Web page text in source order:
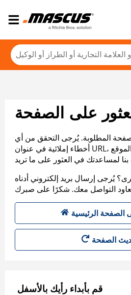
على الصفحة
المطلوبة. يُرجى التحقق من أي
أخطاء إملائية في عنوان URL، أو عرض خريطة الموقع
يُرجى إرسال بريد إلكتروني أدناه
الصفحة الرئيسية
قم بأبداء رأيك بالأسفل